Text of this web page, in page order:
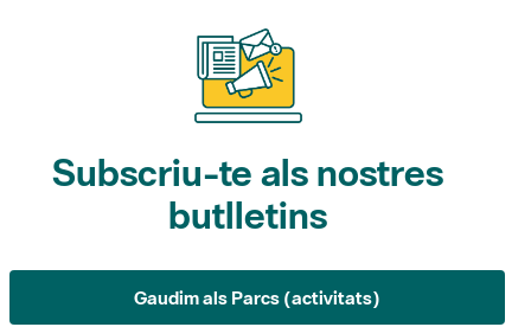
Subscriu-te als nostres
butlletins
L'Informatiu dels Parcs